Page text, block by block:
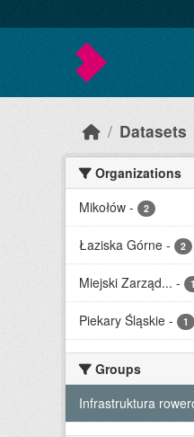
Datasets
Organizations
Mikołów - 2
Łaziska Górne - 2
Miejski Zarząd... - 1
Piekary Śląskie - 1
Groups
Infrastruktura